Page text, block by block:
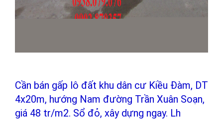
Cần bán gấp lô đất khu dân cư Kiều Đàm, DT
4x20m, hướng Nam đường Trần Xuân Soạn,
giá 48 tr/m2. Sổ đỏ, xây dựng ngay. Lh